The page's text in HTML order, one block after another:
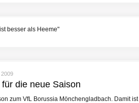
besser als Heeme"
2009
die neue Saison
zum VfL Borussia Mönchengladbach. Damit ist